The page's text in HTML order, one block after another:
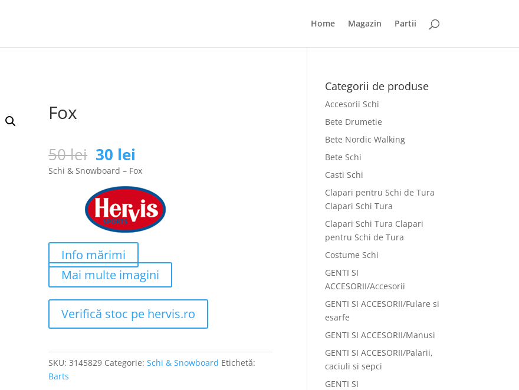
Home Magazin Partii
Fox
50lei Prețul
inițial
a
fost:
50 lei.
30 lei
curent
este:
30 lei.
Schi & Snowboard – Fox
Info mărimi
Mai multe imagini
Verifică stoc pe hervis.ro
SKU:3145829 Categorie:Schi & Snowboard Etichetă:
Barts
Categorii de produse
Accesorii Schi
Bete Drumetie
Bete Nordic Walking
Bete Schi
Casti Schi
Clapari pentru Schi de Tura
Clapari Schi Tura
Clapari Schi Tura Clapari
pentru Schi de Tura
Costume Schi
GENTI SI
ACCESORII/Accesorii
GENTI SI ACCESORII/Fulare si
esarfe
GENTI SI ACCESORII/Manusi
GENTI SI ACCESORII/Palarii,
caciuli si sepci
GENTI SI